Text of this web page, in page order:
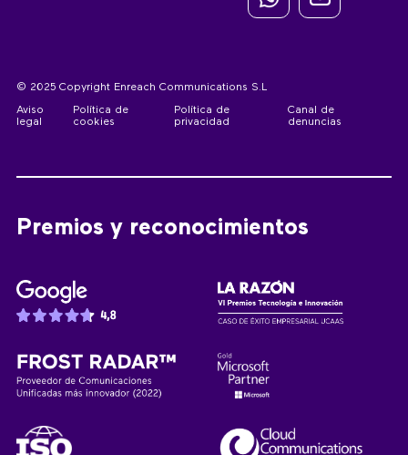
© 2025 Copyright Enreach Communications S.L
Aviso
legal
Política de
cookies
Política de
privacidad
Canal de
denuncias
Premios y reconocimientos